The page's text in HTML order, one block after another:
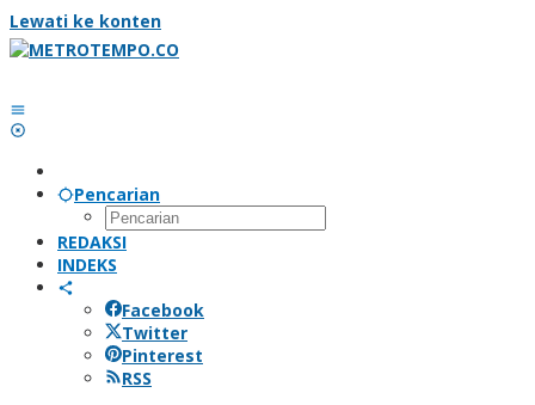
Lewati ke konten
Pencarian
REDAKSI
INDEKS
Facebook
Twitter
Pinterest
RSS